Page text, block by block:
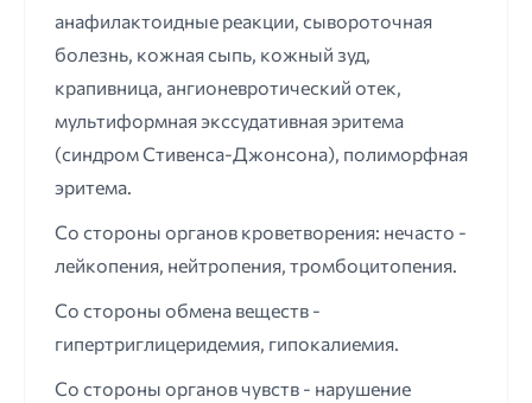
анафилактоидные реакции, сывороточная
болезнь, кожная сыпь, кожный зуд,
крапивница, ангионевротический отек,
мультиформная экссудативная эритема
(синдром Стивенса-Джонсона), полиморфная
эритема.
Со стороны органов кроветворения: нечасто -
лейкопения, нейтропения, тромбоцитопения.
Со стороны обмена веществ -
гипертриглицеридемия, гипокалиемия.
Со стороны органов чувств - нарушение